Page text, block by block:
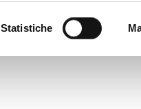
Statistiche